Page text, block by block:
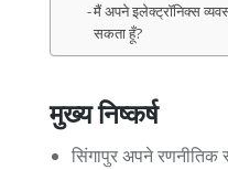
मैं अपने इलेक्ट्रॉनिक्स
सकता हूँ?
मुख्य निष्कर्ष
सिंगापुर अपने